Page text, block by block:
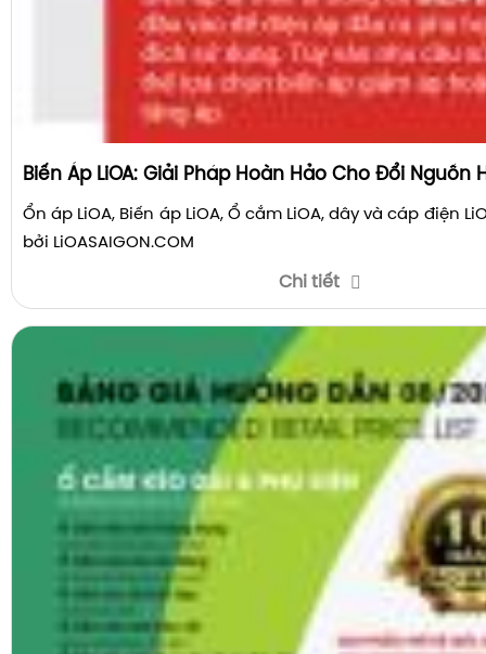
Biến Áp LiOA: Giải Pháp Hoàn Hảo Cho Đổi Nguồn
Ổn áp LiOA, Biến áp LiOA, Ổ cắm LiOA, dây và cáp điện
bởi LiOASAIGON.COM
Chi tiết